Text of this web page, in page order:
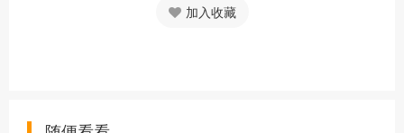
加入收藏